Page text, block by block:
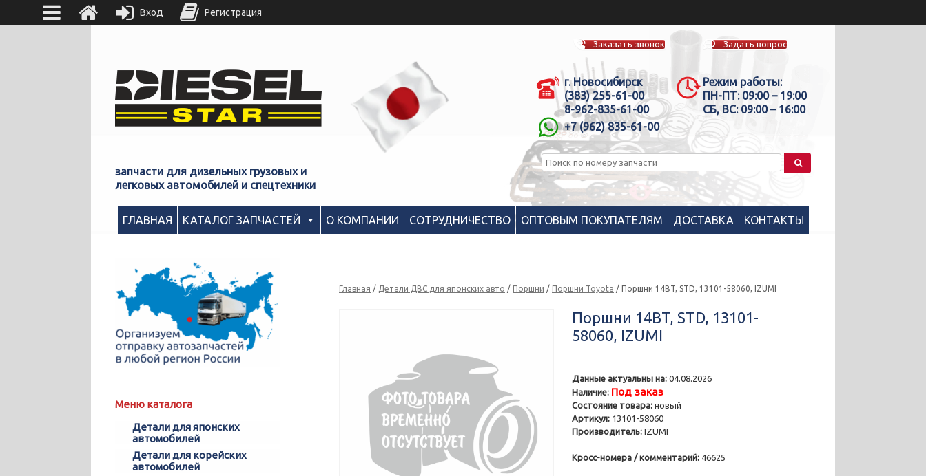
запчасти для дизельных грузовых и
легковых автомобилей и спецтехники
Заказать звонок Задать вопрос
г. Новосибирск
(383) 255-61-00
8-962-835-61-00
+7 (962) 835-61-00
Режим работы:
ПН-ПТ: 09:00 – 19:00
СБ, ВС: 09:00 – 16:00
ГЛАВНАЯ КАТАЛОГ ЗАПЧАСТЕЙ О КОМПАНИИ СОТРУДНИЧЕСТВО ОПТОВЫМ ПОКУПАТЕЛЯМ ДОСТАВКА КОНТАКТЫ
Главная / Детали ДВС для японских авто /Поршни /Поршни Toyota / Поршни 14BT, STD, 13101-58060, IZUMI
Поршни 14BT, STD, 13101-
58060, IZUMI
Данные актуальны на: 04.08.2026
Наличие: Под заказ
Состояние товара: новый
Артикул: 13101-58060
Производитель: IZUMI
Кросс-номера / комментарий: 46625
Меню каталога
Детали для японских
автомобилей
Детали для корейских
автомобилей
Вход Регистрация